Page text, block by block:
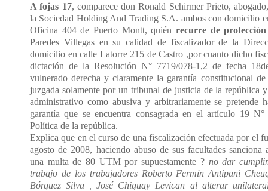
A fojas 17, comparece don Ronald Schirmer Prieto,
la Sociedad Holding And Trading S.A. ambos con domicilio
Oficina 404 de Puerto Montt, quién recurre de protección
Paredes Villegas en su calidad de fiscalizador de la
domicilio en calle Latorre 215 de Castro ,por cuanto dicho
dictación de la Resolución N° 7719/078-1,2 de fecha
vulnerado derecha y claramente la garantía constitucional de
juzgada solamente por un tribunal de justicia de la república
administrativo como abusiva y arbitrariamente se pretende
garantía que se encuentra consagrada en el artículo 19
Política de la república.
Explica que en el curso de una fiscalización efectuada por el
agosto de 2008, haciendo abuso de sus facultades sanciona
una multa de 80 UTM por supuestamente ? no dar
trabajo de los trabajadores Roberto Fermín Antipani
Bórquez Silva , José Chiguay Levican al alterar